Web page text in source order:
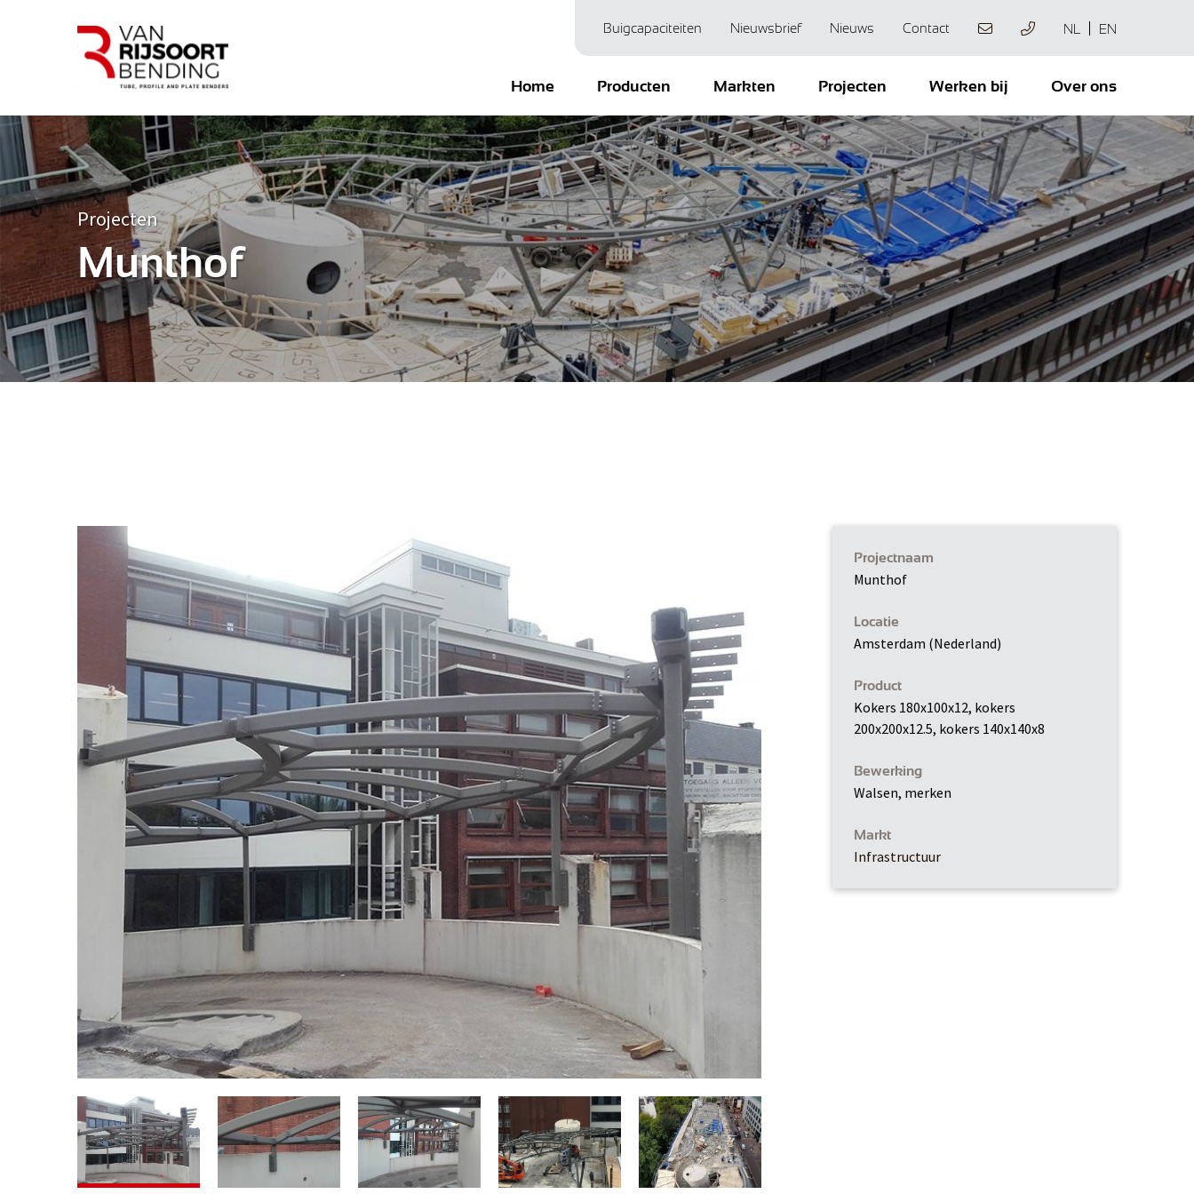
Buigcapaciteiten Nieuwsbrief Nieuws Contact NL EN
Home Producten Markten Projecten Werken bij Over ons
Projecten
Munthof
Projectnaam
Munthof
Locatie
Amsterdam (Nederland)
Product
Kokers 180x100x12, kokers
200x200x12.5, kokers 140x140x8
Bewerking
Walsen, merken
Markt
Infrastructuur